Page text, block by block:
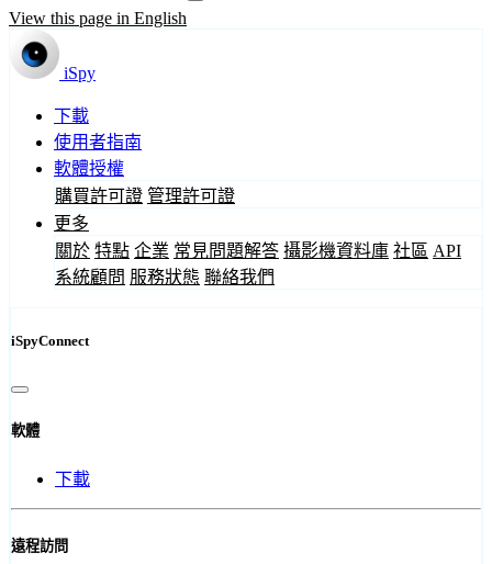
View this page in English
iSpy
下載
使用者指南
軟體授權
購買許可證 管理許可證
更多
關於 特點 企業 常見問題解答 攝影機資料庫 社區 API
系統顧問 服務狀態 聯絡我們
iSpyConnect
軟體
下載
遠程訪問